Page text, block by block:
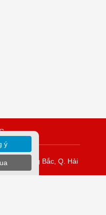
Hòa Cường Bắc, Q. Hải
ý